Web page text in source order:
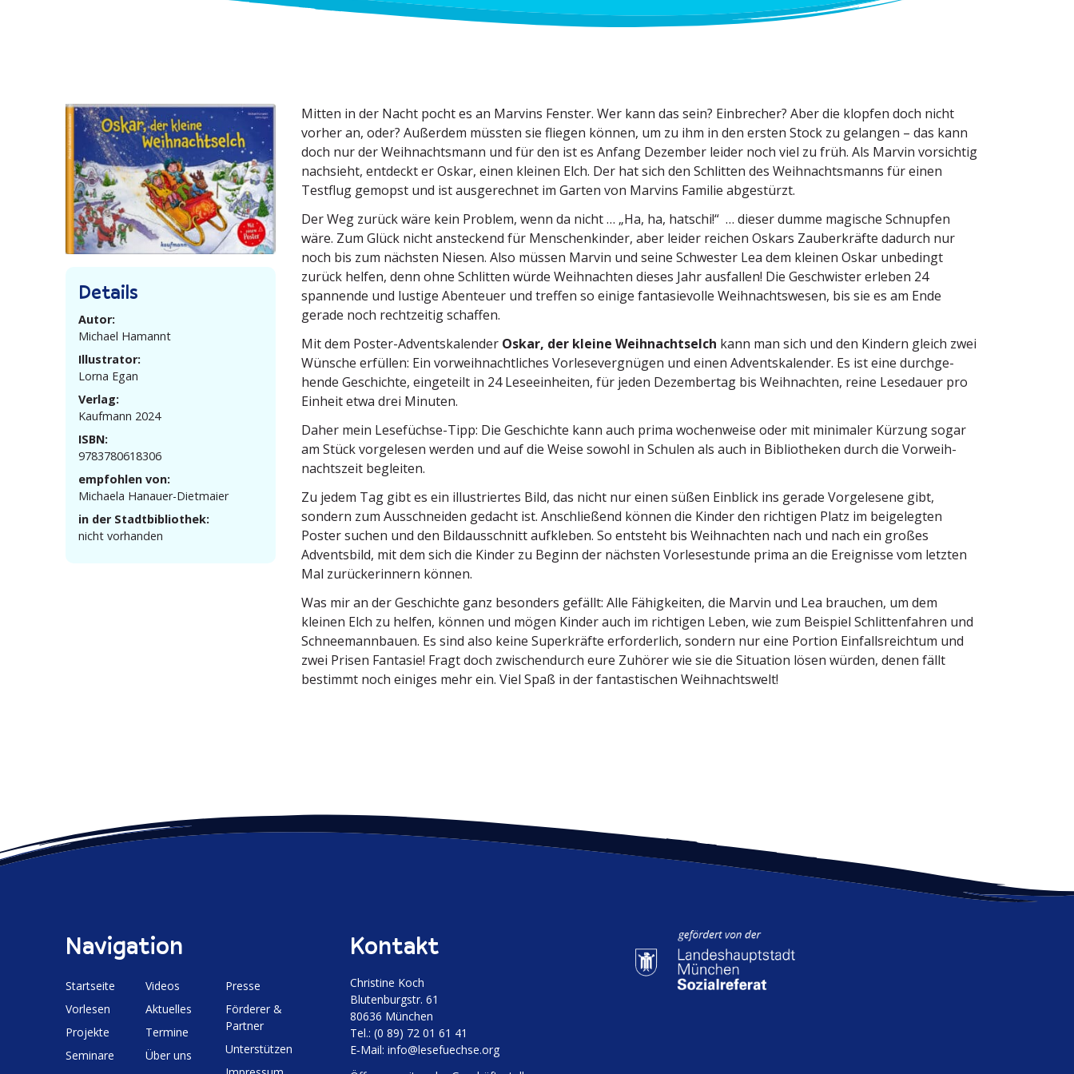
Details
Autor:
Michael Hamannt
Illustrator:
Lorna Egan
Verlag:
Kaufmann 2024
ISBN:
9783780618306
empfohlen von:
Michaela Hanauer-Dietmaier
in der Stadtbibliothek:
nicht vorhanden
Mitten in der Nacht pocht es an Marvins Fenster. Wer kann das sein? Einbrecher? Aber die klopfen doch nicht
vorher an, oder? Außerdem müssten sie fliegen können, um zu ihm in den ersten Stock zu gelangen – das kann
doch nur der Weihnachtsmann und für den ist es Anfang Dezember leider noch viel zu früh. Als Marvin vorsichtig
nachsieht, entdeckt er Oskar, einen kleinen Elch. Der hat sich den Schlitten des Weihnachts­manns für einen
Testflug gemopst und ist ausge­rechnet im Garten von Marvins Familie abgestürzt.
Der Weg zurück wäre kein Problem, wenn da nicht … „Ha, ha, hatschi!“ … dieser dumme magische Schnupfen
wäre. Zum Glück nicht anste­ckend für Menschen­kinder, aber leider reichen Oskars Zauber­kräfte dadurch nur
noch bis zum nächsten Niesen. Also müssen Marvin und seine Schwester Lea dem kleinen Oskar unbedingt
zurück helfen, denn ohne Schlitten würde Weihnachten dieses Jahr ausfallen! Die Geschwister erleben 24
spannende und lustige Abenteuer und treffen so einige fanta­sie­volle Weihnachts­wesen, bis sie es am Ende
gerade noch recht­zeitig schaffen.
Mit dem Poster-Advents­ka­lender Oskar, der kleine Weihnachtselch kann man sich und den Kindern gleich zwei
Wünsche erfüllen: Ein vorweih­nacht­liches Vorle­se­ver­gnügen und einen Advents­ka­lender. Es ist eine durch­ge­
hende Geschichte, einge­teilt in 24 Leseein­heiten, für jeden Dezem­bertag bis Weihnachten, reine Lesedauer pro
Einheit etwa drei Minuten.
Daher mein Lesefüchse-Tipp: Die Geschichte kann auch prima wochen­weise oder mit minimaler Kürzung sogar
am Stück vorge­lesen werden und auf die Weise sowohl in Schulen als auch in Biblio­theken durch die Vorweih­
nachtszeit begleiten.
Zu jedem Tag gibt es ein illus­triertes Bild, das nicht nur einen süßen Einblick ins gerade Vorge­lesene gibt,
sondern zum Ausschneiden gedacht ist. Anschließend können die Kinder den richtigen Platz im beigelegten
Poster suchen und den Bildaus­schnitt aufkleben. So entsteht bis Weihnachten nach und nach ein großes
Adventsbild, mit dem sich die Kinder zu Beginn der nächsten Vorle­se­stunde prima an die Ereig­nisse vom letzten
Mal zurück­er­innern können.
Was mir an der Geschichte ganz besonders gefällt: Alle Fähig­keiten, die Marvin und Lea brauchen, um dem
kleinen Elch zu helfen, können und mögen Kinder auch im richtigen Leben, wie zum Beispiel Schlit­ten­fahren und
Schnee­mann­bauen. Es sind also keine Super­kräfte erfor­derlich, sondern nur eine Portion Einfalls­reichtum und
zwei Prisen Fantasie! Fragt doch zwischen­durch eure Zuhörer wie sie die Situation lösen würden, denen fällt
bestimmt noch einiges mehr ein. Viel Spaß in der fantas­ti­schen Weihnachtswelt!
Navigation
Start­seite
Vorlesen
Projekte
Seminare
Videos
Aktuelles
Termine
Über uns
Presse
Förderer &
Partner
Unter­stützen
Kontakt
Christine Koch
Bluten­burgstr. 61
80636 München
Tel.: (0 89) 72 01 61 41
E‑Mail:info@lesefuechse.org